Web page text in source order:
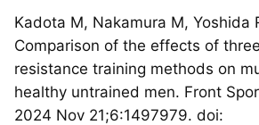
Kadota M, Nakamura M, Yoshida
Comparison of the effects of
resistance training methods on
healthy untrained men. Front
2024 Nov 21;6:1497979. doi: